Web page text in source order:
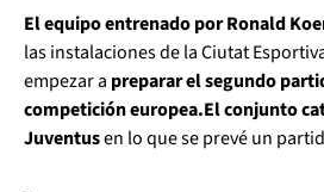
El equipo entrenado por Ronald
las instalaciones de la Ciutat
empezar a preparar el segundo
competición europea.El conjunto
Juventusen lo que se prevé un